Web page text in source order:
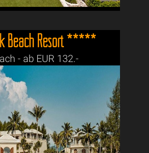
Beach Resort *****
- ab EUR 132.-